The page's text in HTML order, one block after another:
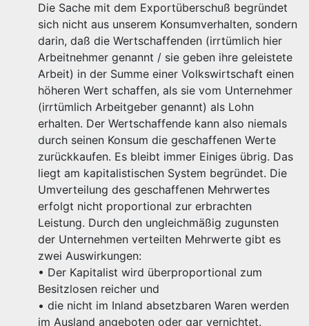
Die Sache mit dem Exportüberschuß begründet
sich nicht aus unserem Konsumverhalten, sondern
darin, daß die Wertschaffenden (irrtümlich hier
Arbeitnehmer genannt / sie geben ihre geleistete
Arbeit) in der Summe einer Volkswirtschaft einen
höheren Wert schaffen, als sie vom Unternehmer
(irrtümlich Arbeitgeber genannt) als Lohn
erhalten. Der Wertschaffende kann also niemals
durch seinen Konsum die geschaffenen Werte
zurückkaufen. Es bleibt immer Einiges übrig. Das
liegt am kapitalistischen System begründet. Die
Umverteilung des geschaffenen Mehrwertes
erfolgt nicht proportional zur erbrachten
Leistung. Durch den ungleichmäßig zugunsten
der Unternehmen verteilten Mehrwerte gibt es
zwei Auswirkungen:
• Der Kapitalist wird überproportional zum
Besitzlosen reicher und
• die nicht im Inland absetzbaren Waren werden
im Ausland angeboten oder gar vernichtet.